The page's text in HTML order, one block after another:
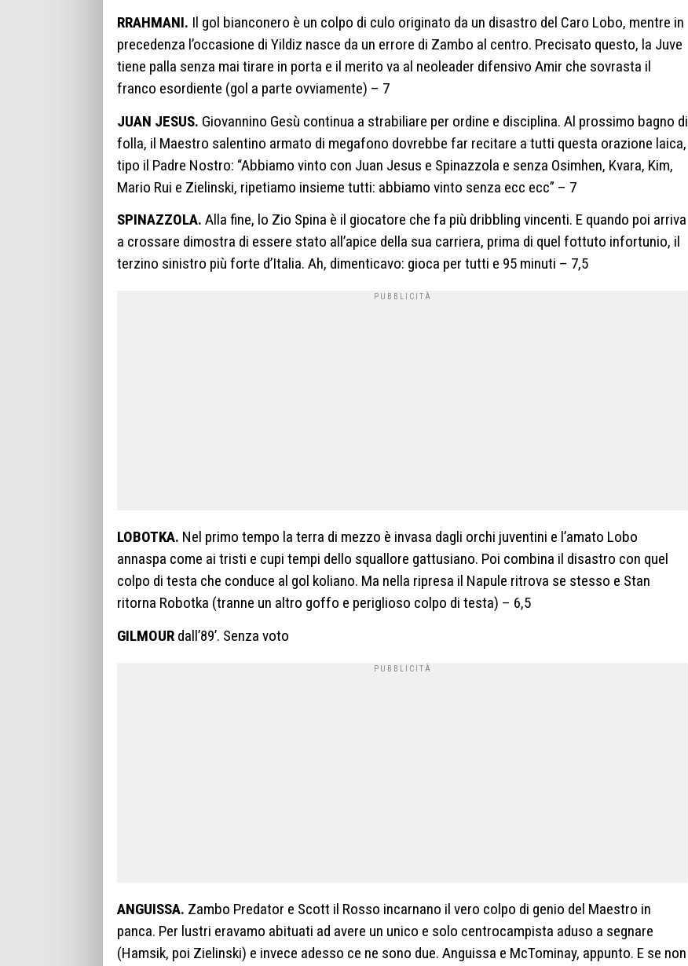
RRAHMANI. Il gol bianconero è un colpo di culo originato da un disastro del Caro Lobo, mentre in
precedenza l’occasione di Yildiz nasce da un errore di Zambo al centro. Precisato questo, la Juve
tiene palla senza mai tirare in porta e il merito va al neoleader difensivo Amir che sovrasta il
franco esordiente (gol a parte ovviamente) – 7
JUAN JESUS. Giovannino Gesù continua a strabiliare per ordine e disciplina. Al prossimo bagno di
folla, il Maestro salentino armato di megafono dovrebbe far recitare a tutti questa orazione laica,
tipo il Padre Nostro: “Abbiamo vinto con Juan Jesus e Spinazzola e senza Osimhen, Kvara, Kim,
Mario Rui e Zielinski, ripetiamo insieme tutti: abbiamo vinto senza ecc ecc” – 7
SPINAZZOLA. Alla fine, lo Zio Spina è il giocatore che fa più dribbling vincenti. E quando poi arriva
a crossare dimostra di essere stato all’apice della sua carriera, prima di quel fottuto infortunio, il
terzino sinistro più forte d’Italia. Ah, dimenticavo: gioca per tutti e 95 minuti – 7,5
LOBOTKA. Nel primo tempo la terra di mezzo è invasa dagli orchi juventini e l’amato Lobo
annaspa come ai tristi e cupi tempi dello squallore gattusiano. Poi combina il disastro con quel
colpo di testa che conduce al gol koliano. Ma nella ripresa il Napule ritrova se stesso e Stan
ritorna Robotka (tranne un altro goffo e periglioso colpo di testa) – 6,5
GILMOUR dall’89’. Senza voto
ANGUISSA. Zambo Predator e Scott il Rosso incarnano il vero colpo di genio del Maestro in
panca. Per lustri eravamo abituati ad avere un unico e solo centrocampista aduso a segnare
(Hamsik, poi Zielinski) e invece adesso ce ne sono due. Anguissa e McTominay, appunto. E se non